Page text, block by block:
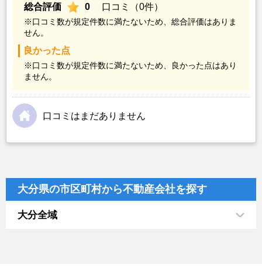
総合評価
0 口コミ（0件）
※口コミ数が規定件数に満たないため、総合評価はありま
せん。
良かった点
※口コミ数が規定件数に満たないため、良かった点はあり
ません。
口コミはまだありません
大分県の市区町村から不動産会社を探す
大分全域